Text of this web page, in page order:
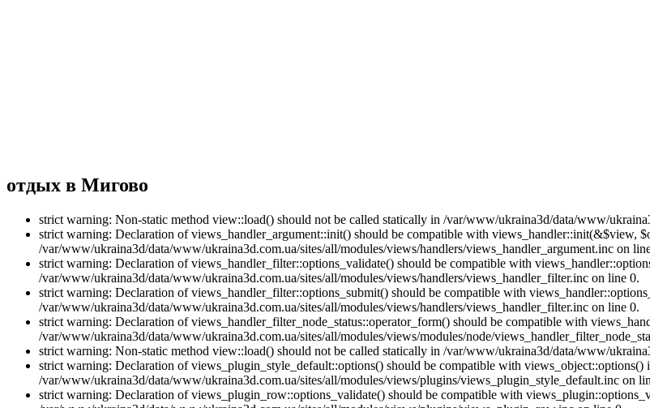
отдых в Мигово
strict warning: Non-static method view::load() should not be called statically in /var/www/ukraina3d/data/www/
strict warning: Declaration of views_handler_argument::init() should be compatible with views_handler::init(&$view,
/var/www/ukraina3d/data/www/ukraina3d.com.ua/sites/all/modules/views/handlers/views_handler_argument.inc on
strict warning: Declaration of views_handler_filter::options_validate() should be compatible with
/var/www/ukraina3d/data/www/ukraina3d.com.ua/sites/all/modules/views/handlers/views_handler_filter.inc on line 0.
strict warning: Declaration of views_handler_filter::options_submit() should be compatible with
/var/www/ukraina3d/data/www/ukraina3d.com.ua/sites/all/modules/views/handlers/views_handler_filter.inc on line 0.
strict warning: Declaration of views_handler_filter_node_status::operator_form() should be compatible with
/var/www/ukraina3d/data/www/ukraina3d.com.ua/sites/all/modules/views/modules/node/
strict warning: Non-static method view::load() should not be called statically in /var/www/ukraina3d/data/www/
strict warning: Declaration of views_plugin_style_default::options() should be compatible with views_object::options()
/var/www/ukraina3d/data/www/ukraina3d.com.ua/sites/all/modules/views/plugins/views_plugin_style_default.inc on
strict warning: Declaration of views_plugin_row::options_validate() should be compatible with